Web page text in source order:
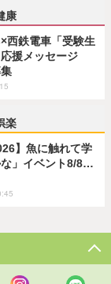
康
西鉄電車「受験生
援メッセージ
楽
】魚に触れて学
」イベント8/8…